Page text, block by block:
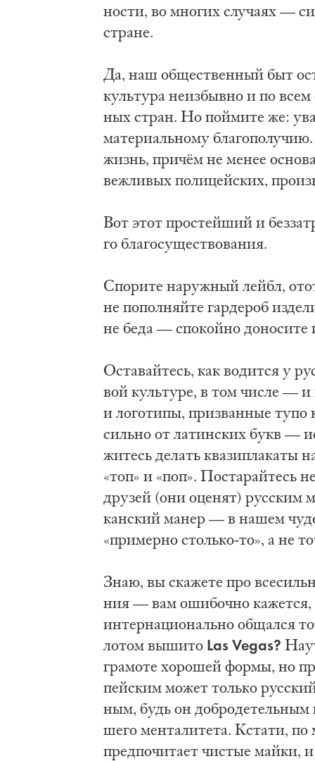
но­сти, во мно­гих слу­ча­ях —
стра­не.
Да, наш об­ще­ствен­ный быт
куль­ту­ра не­из­быв­но и по
ных стран. Но пой­ми­те же:
ма­те­ри­аль­но­му
жизнь, причём не ме­нее
веж­ли­вых по­ли­цей­ских,
Вот этот про­стей­ший и
го бла­го­су­ще­ство­ва­ния.
Спо­ри­те на­руж­ный лейбл,
не по­пол­няй­те гар­де­роб
не бе­да — спо­кой­но до­но­си­те
Оста­вай­тесь, как во­дит­ся у
вой куль­ту­ре, в том чис­ле —
и ло­го­ти­пы, при­зван­ные
силь­но от ла­тин­ских букв —
жи­тесь де­лать ква­зи­пла­ка­ты
«топ» и «поп». По­ста­рай­тесь
дру­зей (они оце­нят) рус­ским
кан­ский ма­нер — в на­шем
«при­мер­но столь­ко-то», а не
Знаю, вы ска­же­те про
ния — вам оши­боч­но ка­жет­ся,
ин­тер­на­ци­о­наль­но об­щал­ся
ло­том вы­ши­то Las Vegas?
гра­мо­те хо­ро­шей фор­мы, но
пей­ским мо­жет толь­ко
ным, будь он
ше­го мен­та­ли­те­та. Кста­ти,
пред­по­чи­та­ет чи­стые май­ки,